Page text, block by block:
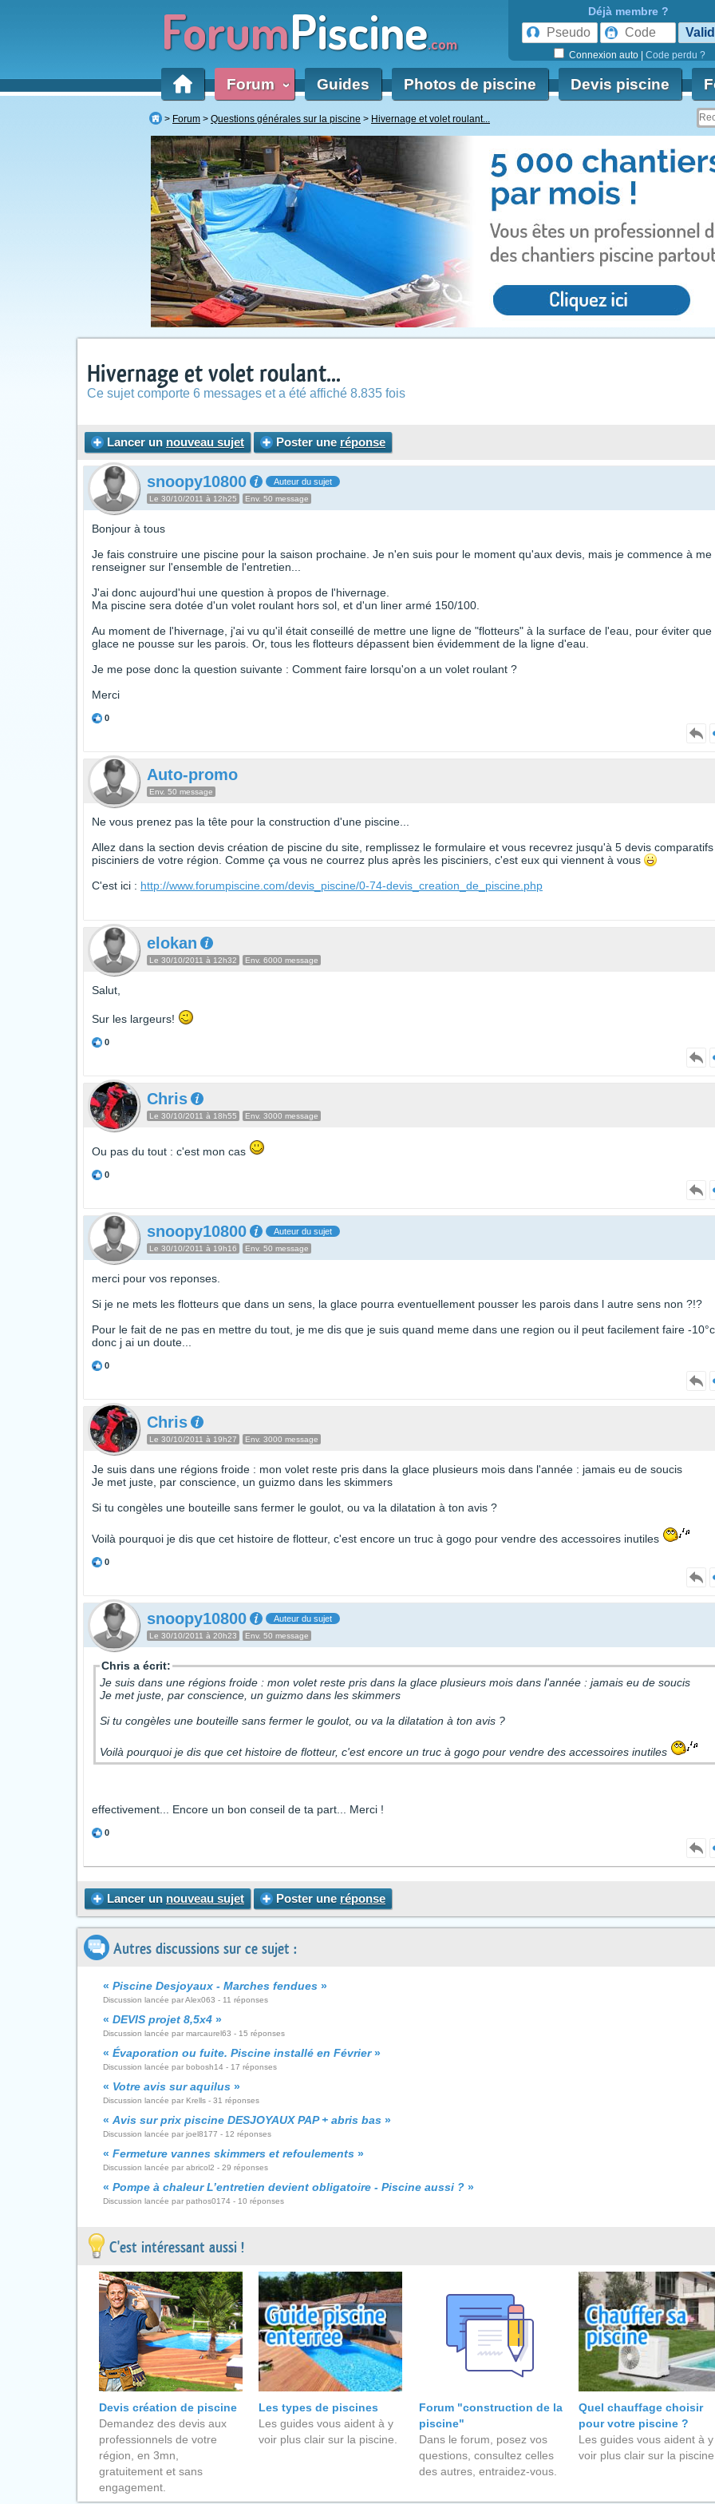
ForumPiscine.com
Déjà membre ?
Connexion auto Code perdu ?
Forum ‹ Guides Photos de piscine Devis piscine
Forum Questions générales sur la piscine Hivernage et volet roulant...
Hivernage et volet roulant...
Ce sujet comporte 6 messages et a été affiché 8.835 fois
Lancer un nouveau sujet Poster une réponse
snoopy10800 Auteur du sujet
Le 30/10/2011 à 12h25 Env. 50 message
Bonjour à tous
Je fais construire une piscine pour la saison prochaine. Je n'en suis pour le moment qu'aux devis, mais je commence à me
renseigner sur l'ensemble de l'entretien...
J'ai donc aujourd'hui une question à propos de l'hivernage.
Ma piscine sera dotée d'un volet roulant hors sol, et d'un liner armé 150/100.
Au moment de l'hivernage, j'ai vu qu'il était conseillé de mettre une ligne de "flotteurs" à la surface de l'eau, pour éviter que
glace ne pousse sur les parois. Or, tous les flotteurs dépassent bien évidemment de la ligne d'eau.
Je me pose donc la question suivante : Comment faire lorsqu'on a un volet roulant ?
Merci
0
Auto-promo
Env. 50 message
Ne vous prenez pas la tête pour la construction d'une piscine...
Allez dans la section devis création de piscine du site, remplissez le formulaire et vous recevrez jusqu'à 5 devis
pisciniers de votre région. Comme ça vous ne courrez plus après les pisciniers, c'est eux qui viennent à vous
C'est ici : http://www.forumpiscine.com/devis_piscine/0-74-devis_creation_de_piscine.php
elokan
Le 30/10/2011 à 12h32 Env. 6000 message
Salut,
Sur les largeurs!
0
Chris
Le 30/10/2011 à 18h55 Env. 3000 message
Ou pas du tout : c'est mon cas
0
snoopy10800 Auteur du sujet
Le 30/10/2011 à 19h16 Env. 50 message
merci pour vos reponses.
Si je ne mets les flotteurs que dans un sens, la glace pourra eventuellement pousser les parois dans l autre sens non ?!?
Pour le fait de ne pas en mettre du tout, je me dis que je suis quand meme dans une region ou il peut facilement faire -
donc j ai un doute...
0
Chris
Le 30/10/2011 à 19h27 Env. 3000 message
Je suis dans une régions froide : mon volet reste pris dans la glace plusieurs mois dans l'année : jamais eu de soucis
Je met juste, par conscience, un guizmo dans les skimmers
Si tu congèles une bouteille sans fermer le goulot, ou va la dilatation à ton avis ?
Voilà pourquoi je dis que cet histoire de flotteur, c'est encore un truc à gogo pour vendre des accessoires inutiles
0
snoopy10800 Auteur du sujet
Le 30/10/2011 à 20h23 Env. 50 message
Chris a écrit:
Je suis dans une régions froide : mon volet reste pris dans la glace plusieurs mois dans l'année : jamais eu de soucis
Je met juste, par conscience, un guizmo dans les skimmers
Si tu congèles une bouteille sans fermer le goulot, ou va la dilatation à ton avis ?
Voilà pourquoi je dis que cet histoire de flotteur, c'est encore un truc à gogo pour vendre des accessoires inutiles
effectivement... Encore un bon conseil de ta part... Merci !
0
Lancer un nouveau sujet Poster une réponse
Autres discussions sur ce sujet :
« Piscine Desjoyaux - Marches fendues »
Discussion lancée par Alex063 - 11 réponses
« DEVIS projet 8,5x4 »
Discussion lancée par marcaurel63 - 15 réponses
« Évaporation ou fuite. Piscine installé en Février»
Discussion lancée par bobosh14 - 17 réponses
« Votre avis sur aquilus »
Discussion lancée par Krells - 31 réponses
« Avis sur prix piscine DESJOYAUX PAP + abris bas »
Discussion lancée par joel8177 - 12 réponses
« Fermeture vannes skimmers et refoulements »
Discussion lancée par abricol2 - 29 réponses
« Pompe à chaleur L’entretien devient obligatoire - Piscine aussi ? »
Discussion lancée par pathos0174 - 10 réponses
C'est intéressant aussi !
Devis création de piscine
Demandez des devis aux
professionnels de votre
région, en 3mn,
gratuitement et sans
engagement.
Les types de piscines
Les guides vous aident à y
voir plus clair sur la piscine.
Forum "construction de la
piscine"
Dans le forum, posez vos
questions, consultez celles
des autres, entraidez-vous.
Quel chauffage choisir
pour votre piscine ?
Les guides vous aident à y
voir plus clair sur la